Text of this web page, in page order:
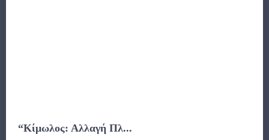
“Κίμωλος: Αλλαγή Πλ...